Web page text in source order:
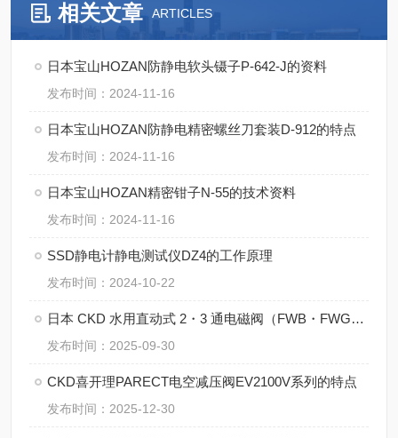
相关文章 ARTICLES
日本宝山HOZAN防静电软头镊子P-642-J的资料
发布时间：2024-11-16
日本宝山HOZAN防静电精密螺丝刀套装D-912的特点
发布时间：2024-11-16
日本宝山HOZAN精密钳子N-55的技术资料
发布时间：2024-11-16
SSD静电计静电测试仪DZ4的工作原理
发布时间：2024-10-22
日本 CKD 水用直动式 2・3 通电磁阀（FWB・FWG・GFWB・GFWG 系列）全解析
发布时间：2025-09-30
CKD喜开理PARECT电空减压阀EV2100V系列的特点
发布时间：2025-12-30